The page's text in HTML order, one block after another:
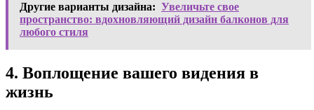
Другие варианты дизайна: Увеличьте свое
пространство: вдохновляющий дизайн балконов для
любого стиля
4. Воплощение вашего видения в
жизнь